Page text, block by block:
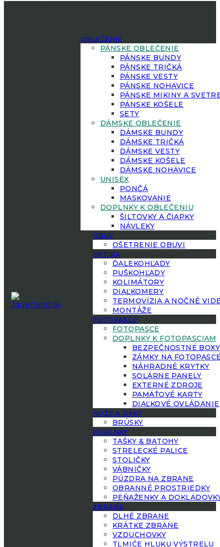
OBLEČENIE
PÁNSKE OBLEČENIE
PÁNSKE BUNDY
PÁNSKE TRIČKÁ
PÁNSKE VESTY
PÁNSKE NOHAVICE
PÁNSKE MIKINY A
PÁNSKE KOŠELE
SETY
DÁMSKE OBLEČENIE
DÁMSKE BUNDY
DÁMSKE TRIČKÁ
DÁMSKE VESTY
DÁMSKE KOŠELE
DÁMSKE NOHAVICE
UNISEX
PONČÁ
MASKOVANIE
DOPLNKY K OBLEČENIU
ŠILTOVKY A ČIAPKY
NÁVLEKY
OBUV
OŠETRENIE OBUVI
OPTIKA
ĎALEKOHĽADY
PUŠKOHĽADY
KOLIMÁTORY
DIAĽKOMERY
TERMOVÍZIA A NOČNÉ
MONTÁŽE
FOTOPASCE
FOTOPASCE
DOPLNKY K FOTOPASCIAM
BEZPEČNOSTNÉ BOXY
ZÁMKY NA
NÁHRADNÉ KRYTKY
SOLÁRNE PANELY
EXTERNÉ ZDROJE
PAMÄŤOVÉ KARTY
DIAĽKOVÉ OVLÁDANIE
NOŽE A DÝKY
BRÚSKY
DOPLNKY
TAŠKY & BATOHY
STRELECKÉ PALICE
STOLIČKY
VÁBNIČKY
PÚZDRA NA ZBRANE
OBRANNÉ PROSTRIEDKY
PEŇAŽENKY A
ZBRANE
DLHÉ ZBRANE
KRÁTKE ZBRANE
VZDUCHOVKY
TLMIČE HLUKU VÝSTRELU